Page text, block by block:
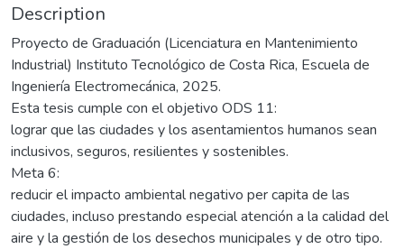
Description
Proyecto de Graduación (Licenciatura en Mantenimiento
Industrial) Instituto Tecnológico de Costa Rica, Escuela de
Ingeniería Electromecánica, 2025.
Esta tesis cumple con el objetivo ODS 11:
lograr que las ciudades y los asentamientos humanos sean
inclusivos, seguros, resilientes y sostenibles.
Meta 6:
reducir el impacto ambiental negativo per capita de las
ciudades, incluso prestando especial atención a la calidad del
aire y la gestión de los desechos municipales y de otro tipo.